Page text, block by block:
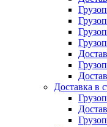
Доставка в